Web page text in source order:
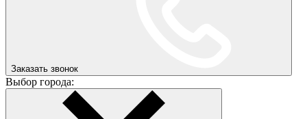
Заказать звонок
Выбор города: